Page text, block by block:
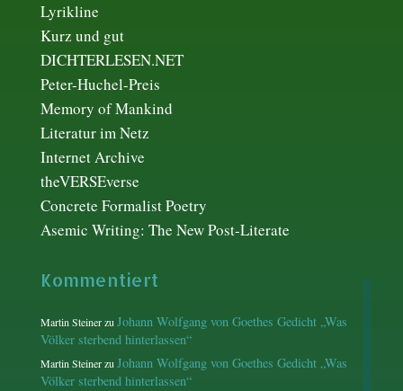
Lyrikline
Kurz und gut
DICHTERLESEN.NET
Peter-Huchel-Preis
Memory of Mankind
Literatur im Netz
Internet Archive
theVERSEverse
Concrete Formalist Poetry
Asemic Writing: The New Post-Literate
Kommentiert
Martin SteinerzuJohann Wolfgang von Goethes Gedicht „Was
Völker sterbend hinterlassen“
Martin SteinerzuJohann Wolfgang von Goethes Gedicht „Was
Völker sterbend hinterlassen“